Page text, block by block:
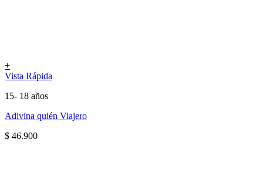
+
Vista Rápida
15- 18 años
Adivina quién Viajero
$ 46.900